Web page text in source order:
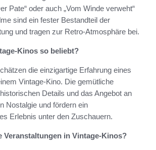
Pate“ oder auch „Vom Winde verweht“
sind ein fester Bestandteil der
und tragen zur Retro-Atmosphäre bei.
Kinos so beliebt?
die einzigartige Erfahrung eines
Vintage-Kino. Die gemütliche
Details und das Angebot an
Nostalgie und fördern ein
Erlebnis unter den Zuschauern.
Veranstaltungen in Vintage-Kinos?